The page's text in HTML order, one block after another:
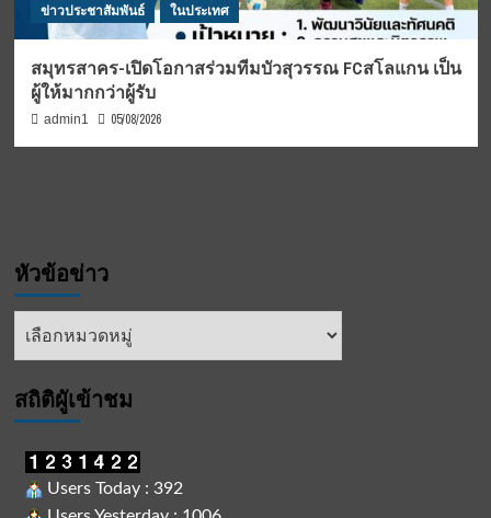
ข่าวประชาสัมพันธ์ ในประเทศ
สมุทรสาคร-เปิดโอกาสร่วมทีมบัวสุวรรณ FCสโลแกน เป็น
ผู้ให้มากกว่าผู้รับ
admin1 05/08/2026
หัวข้อข่าว
หัวข้อ
สถิติผูัเข้าชม
Users Today : 392